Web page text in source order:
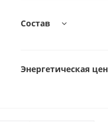
Состав
Энергетическая